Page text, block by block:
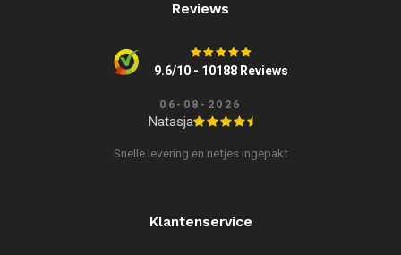
Reviews
9.6/10 - 10188 Reviews
06-08-2026
Natasja
Snelle levering en netjes ingepakt
Klantenservice